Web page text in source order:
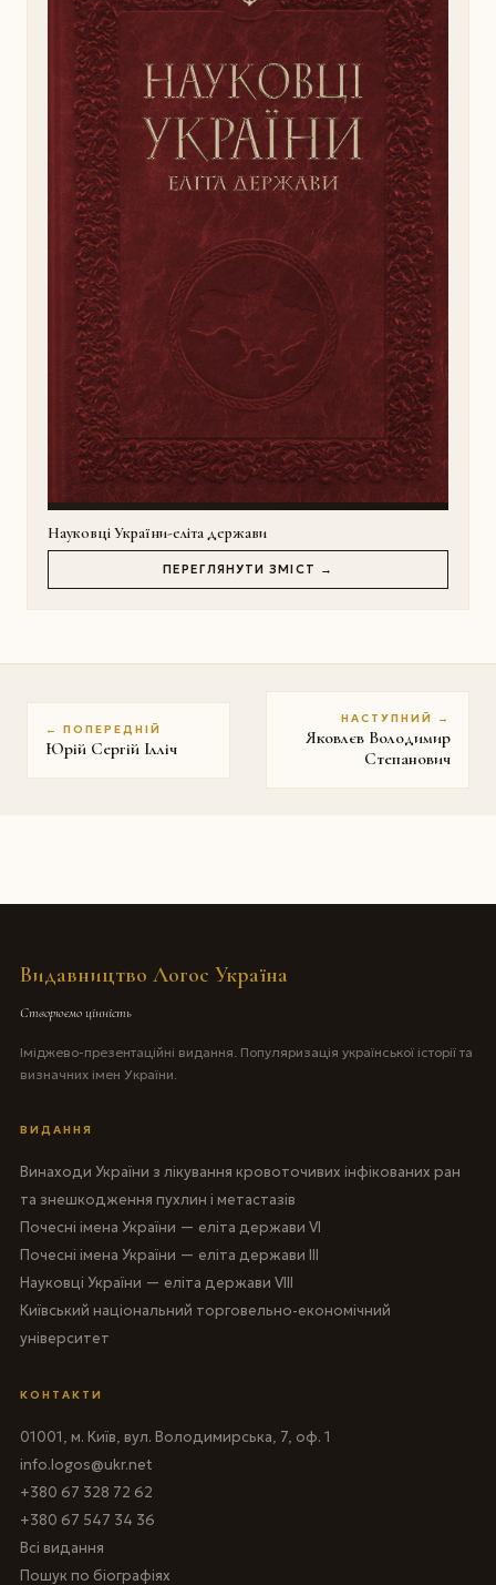
Науковці України-еліта держави
ПЕРЕГЛЯНУТИ ЗМІСТ →
← ПОПЕРЕДНІЙ
Юрій Сергій Iлліч
НАСТУПНИЙ →
Яковлєв Володимир
Степанович
Видавництво Логос Україна
Створюємо цінність
Іміджево-презентаційні видання. Популяризація української історії та
визначних імен України.
ВИДАННЯ
Винаходи України з лікування кровоточивих інфікованих ран
та знешкодження пухлин і метастазів
Почесні імена України — еліта держави VI
Почесні імена України — еліта держави III
Науковці України — еліта держави VIII
Київський національний торговельно-економічний
університет
КОНТАКТИ
01001, м. Київ, вул. Володимирська, 7, оф. 1
info.logos@ukr.net
+380 67 328 72 62
+380 67 547 34 36
Всі видання
Пошук по біографіях